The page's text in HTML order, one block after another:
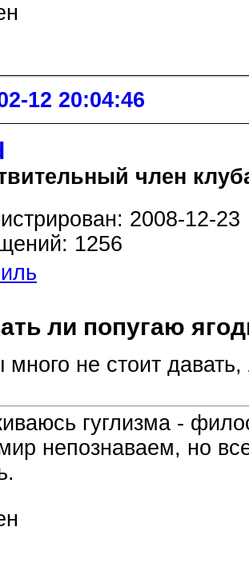
12 20:04:46
член
2008-12-23
1256
ли попугаю
много не стоит
гуглизма -
непознаваем, но